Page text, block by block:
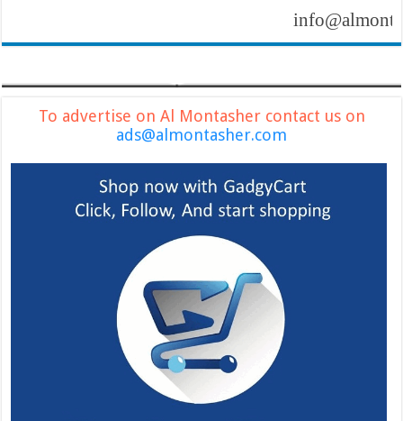
To advertise on Al Montasher contact us on
ads@almontasher.com